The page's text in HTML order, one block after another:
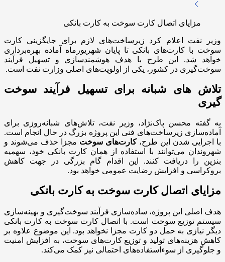
مزایای اتصال کارت سوخت به کارت بانکی
وزیر نفت اعلام کرد زیرساخت‌های لازم برای جایگزینی کارت
سوخت با کارت‌های بانکی تا پایان شهریورماه آماده بهره‌برداری
خواهد شد. این طرح با هدف هوشمندسازی و تسهیل فرآیند
سوخت‌گیری در کشور، یکی از اولویت‌های اصلی وزارت نفت است.
تلاش های شبانه برای تسهیل فرآیند سوخت
گیری
به گفته محسن پاک‌نژاد، وزیر نفت، تلاش‌های شبانه‌روزی برای
آماده‌سازی زیرساخت‌های فنی این پروژه بزرگ در حال انجام است.
با اجرایی شدن این طرح،کارت‌های سوخت مجزا حذف می‌شوند و
شهروندان می‌توانند با استفاده از همان کارت بانکی خود، سهمیه
بنزین را دریافت کنند. این اقدام گام بزرگی در جهت کاهش
بروکراسی و افزایش رضایت عمومی خواهد بود.
مزایای اتصال کارت سوخت به کارت بانکی
هدف اصلی این پروژه، ساده‌سازی فرآیند سوخت‌گیری و بهینه‌سازی
سیستم توزیع سوخت است. با اتصال کارت سوخت به کارت بانکی
دیگر نیازی به حمل دو کارت مجزا نخواهد بود. این موضوع علاوه بر
کاهش هزینه‌های تولید و توزیع کارت‌های سوخت، به افزایش امنیت
و جلوگیری از سوءاستفاده‌های احتمالی نیز کمک می‌کند.